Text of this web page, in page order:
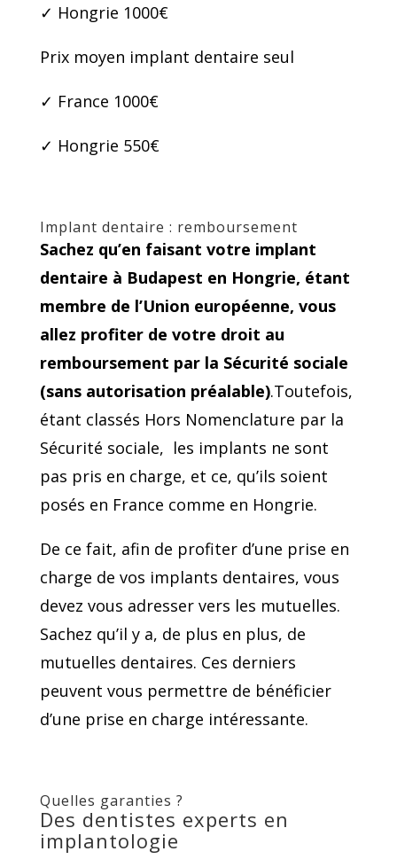
✓ Hongrie 1000€
Prix moyen implant dentaire seul
✓ France 1000€
✓ Hongrie 550€
Implant dentaire : remboursement
Sachez qu’en faisant votre implant
dentaire à Budapest en Hongrie, étant
membre de l’Union européenne, vous
allez profiter de votre droit au
remboursement par la Sécurité sociale
(sans autorisation préalable).Toutefois,
étant classés Hors Nomenclature par la
Sécurité sociale, les implants ne sont
pas pris en charge, et ce, qu’ils soient
posés en France comme en Hongrie.
De ce fait, afin de profiter d’une prise en
charge de vos implants dentaires, vous
devez vous adresser vers les mutuelles.
Sachez qu’il y a, de plus en plus, de
mutuelles dentaires. Ces derniers
peuvent vous permettre de bénéficier
d’une prise en charge intéressante.
Quelles garanties ?
Des dentistes experts en
implantologie